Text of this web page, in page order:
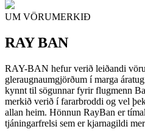
UM VÖRUMERKIÐ
RAY BAN
RAY-BAN hefur verið leiðandi
gleraugnaumgjörðum í marga
kynnt til sögunnar fyrir flugmenn
merkið verið í fararbroddi og vel
allan heim. Hönnun RayBan er
tjáningarfrelsi sem er kjarnagildi